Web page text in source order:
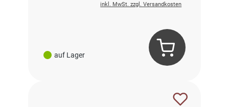
auf Lager
inkl. MwSt. zzgl. Versandkosten